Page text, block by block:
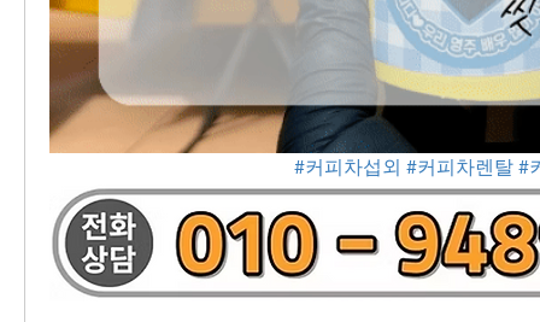
#커피차섭외 #커피차렌탈 #